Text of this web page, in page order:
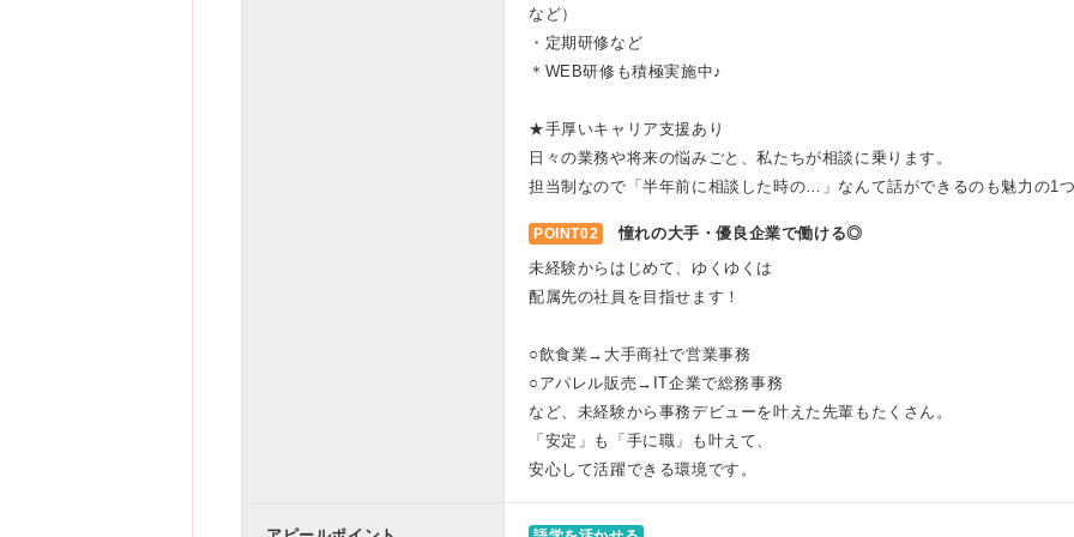
など）
・定期研修など
＊WEB研修も積極実施中♪
★手厚いキャリア支援あり
日々の業務や将来の悩みごと、私たちが相談に乗ります。
担当制なので「半年前に相談した時の…」なんて話ができるのも魅力の1
POINT02
憧れの大手・優良企業で働ける◎
未経験からはじめて、ゆくゆくは
配属先の社員を目指せます！
○飲食業→大手商社で営業事務
○アパレル販売→IT企業で総務事務
など、未経験から事務デビューを叶えた先輩もたくさん。
「安定」も「手に職」も叶えて、
安心して活躍できる環境です。